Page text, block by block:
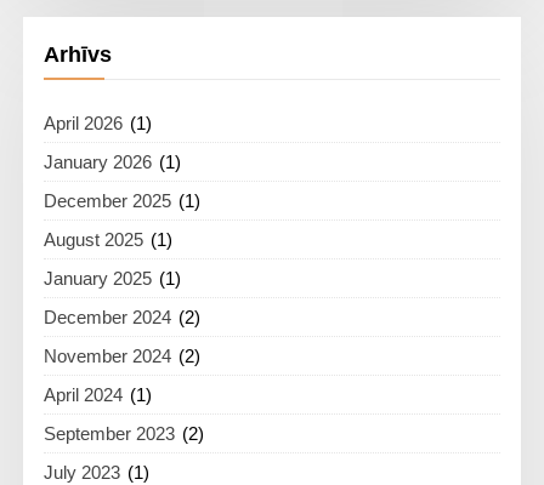
Arhīvs
April 2026 (1)
January 2026 (1)
December 2025 (1)
August 2025 (1)
January 2025 (1)
December 2024 (2)
November 2024 (2)
April 2024 (1)
September 2023 (2)
July 2023 (1)